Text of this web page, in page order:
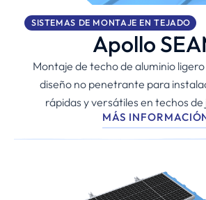
SISTEMAS DE MONTAJE EN TEJADO
Apollo
Montaje de techo de aluminio
diseño no penetrante para
rápidas y versátiles en techos de
MÁS